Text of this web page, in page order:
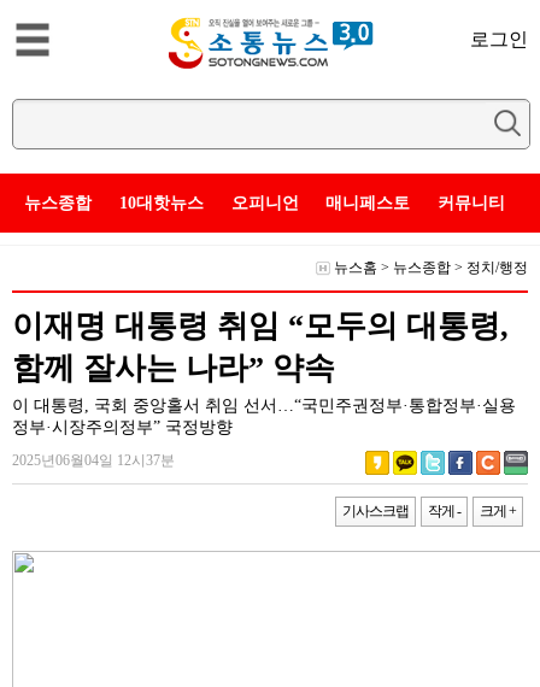
로그인
뉴스종합 10대핫뉴스 오피니언 매니페스토 커뮤니티
뉴스홈 > 뉴스종합 > 정치/행정
이재명 대통령 취임 “모두의 대통령,
함께 잘사는 나라” 약속
이 대통령, 국회 중앙홀서 취임 선서…“국민주권정부·통합정부·실용
정부·시장주의정부” 국정방향
2025년06월04일 12시37분
기사스크랩 작게 - 크게 +